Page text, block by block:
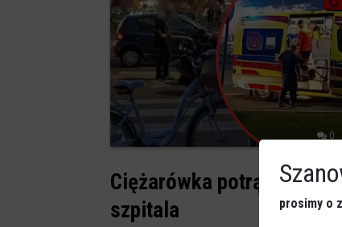
0
Ciężarówka potrąciła
szpitala
prosimy o